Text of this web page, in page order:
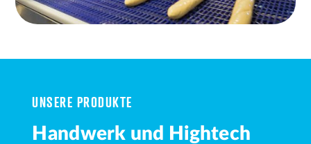
UNSERE PRODUKTE
Handwerk und Hightech